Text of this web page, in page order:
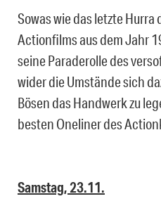
Sowas wie das letzte
Actionfilms aus dem Jahr
seine Paraderolle des
wider die Umstände sich
Bösen das Handwerk zu
besten Oneliner des
Samstag, 23.11.